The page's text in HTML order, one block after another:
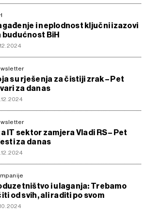
i neplodnost ključni izazovi
budućnost BiH
su rješenja za čistiji zrak – Pet
za danas
IT sektor zamjera Vladi RS – Pet
za danas
i ulaganja: Trebamo
od svih, ali raditi po svom